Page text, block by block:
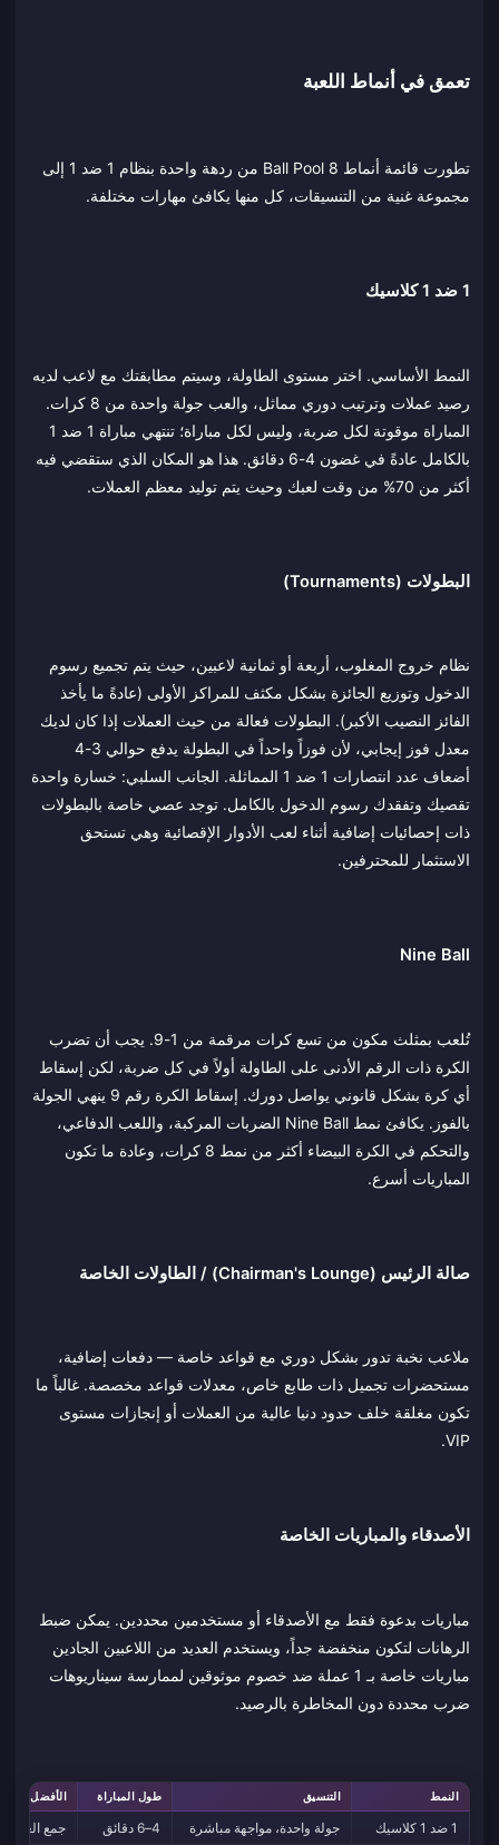
تعمق في أنماط اللعبة
تطورت قائمة أنماط 8 Ball Pool من ردهة واحدة بنظام 1 ضد 1 إلى
مجموعة غنية من التنسيقات، كل منها يكافئ مهارات مختلفة.
1 ضد 1 كلاسيك
النمط الأساسي. اختر مستوى الطاولة، وسيتم مطابقتك مع لاعب لديه
رصيد عملات وترتيب دوري مماثل، والعب جولة واحدة من 8 كرات.
المباراة موقوتة لكل ضربة، وليس لكل مباراة؛ تنتهي مباراة 1 ضد 1
بالكامل عادةً في غضون 4-6 دقائق. هذا هو المكان الذي ستقضي فيه
أكثر من 70% من وقت لعبك وحيث يتم توليد معظم العملات.
البطولات (Tournaments)
نظام خروج المغلوب، أربعة أو ثمانية لاعبين، حيث يتم تجميع رسوم
الدخول وتوزيع الجائزة بشكل مكثف للمراكز الأولى (عادةً ما يأخذ
الفائز النصيب الأكبر). البطولات فعالة من حيث العملات إذا كان لديك
معدل فوز إيجابي، لأن فوزاً واحداً في البطولة يدفع حوالي 3-4
أضعاف عدد انتصارات 1 ضد 1 المماثلة. الجانب السلبي: خسارة واحدة
تقصيك وتفقدك رسوم الدخول بالكامل. توجد عصي خاصة بالبطولات
ذات إحصائيات إضافية أثناء لعب الأدوار الإقصائية وهي تستحق
الاستثمار للمحترفين.
Nine Ball
تُلعب بمثلث مكون من تسع كرات مرقمة من 1-9. يجب أن تضرب
الكرة ذات الرقم الأدنى على الطاولة أولاً في كل ضربة، لكن إسقاط
أي كرة بشكل قانوني يواصل دورك. إسقاط الكرة رقم 9 ينهي الجولة
بالفوز. يكافئ نمط Nine Ball الضربات المركبة، واللعب الدفاعي،
والتحكم في الكرة البيضاء أكثر من نمط 8 كرات، وعادة ما تكون
المباريات أسرع.
صالة الرئيس (Chairman's Lounge) / الطاولات الخاصة
ملاعب نخبة تدور بشكل دوري مع قواعد خاصة — دفعات إضافية،
مستحضرات تجميل ذات طابع خاص، معدلات قواعد مخصصة. غالباً ما
تكون مغلقة خلف حدود دنيا عالية من العملات أو إنجازات مستوى
VIP.
الأصدقاء والمباريات الخاصة
مباريات بدعوة فقط مع الأصدقاء أو مستخدمين محددين. يمكن ضبط
الرهانات لتكون منخفضة جداً، ويستخدم العديد من اللاعبين الجادين
مباريات خاصة بـ 1 عملة ضد خصوم موثوقين لممارسة سيناريوهات
ضرب محددة دون المخاطرة بالرصيد.
النمط التنسيق طول المباراة الأفضل لـ
1 ضد 1 كلاسيك جولة واحدة، مواجهة مباشرة 4–6 دقائق جمع